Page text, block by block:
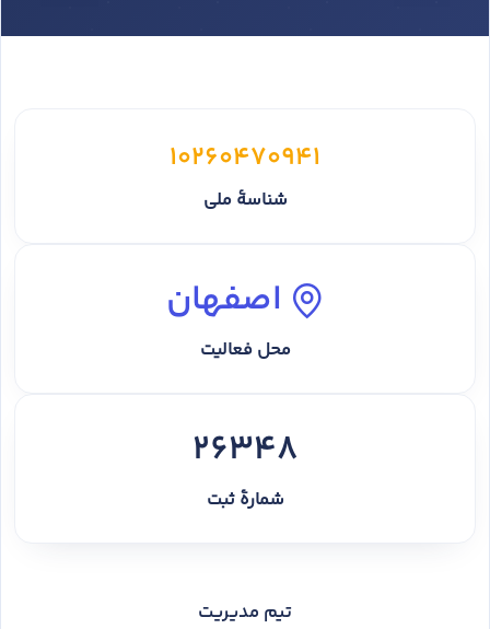
10260470941
شناسهٔ ملی
اصفهان
محل فعالیت
26348
شمارهٔ ثبت
تیم مدیریت